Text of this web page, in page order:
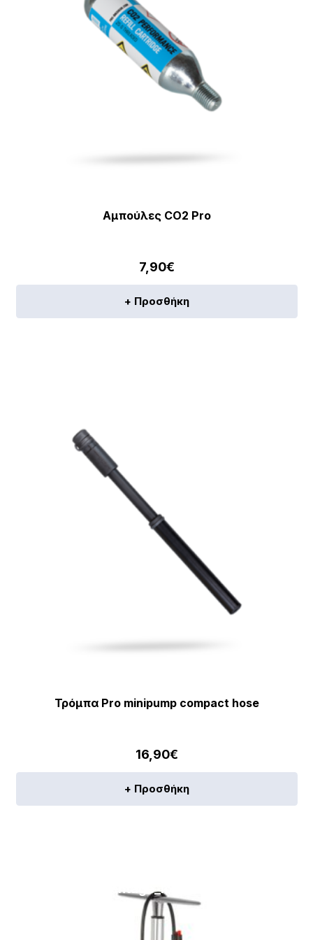
Αμπούλες CO2 Pro
7,90€
+ Προσθήκη
Τρόμπα Pro minipump compact hose
16,90€
+ Προσθήκη
[discount_percentage_loop]